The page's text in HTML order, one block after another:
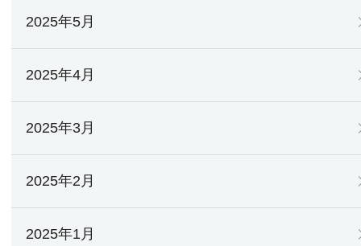
2025年5月
2025年4月
2025年3月
2025年2月
2025年1月